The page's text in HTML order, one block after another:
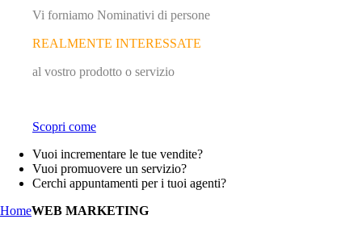
Vi forniamo Nominativi di persone
REALMENTE INTERESSATE
al vostro prodotto o servizio
Scopri come
Vuoi incrementare le tue vendite?
Vuoi promuovere un servizio?
Cerchi appuntamenti per i tuoi agenti?
HomeWEB MARKETING